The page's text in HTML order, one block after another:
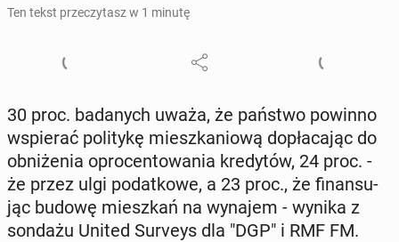
Ten tekst przeczytasz w 1 minutę
30 proc. ba­da­nych uważa, że państwo powinno
wspie­rać po­li­ty­kę miesz­ka­nio­wą do­pła­ca­jąc do
ob­ni­że­nia opro­cen­to­wa­nia kre­dy­tów, 24 proc. -
że przez ulgi po­dat­ko­we, a 23 proc., że fi­nan­su­
jąc budowę miesz­kań na wynajem - wynika z
sondażu United Surveys dla "DGP" i RMF FM.